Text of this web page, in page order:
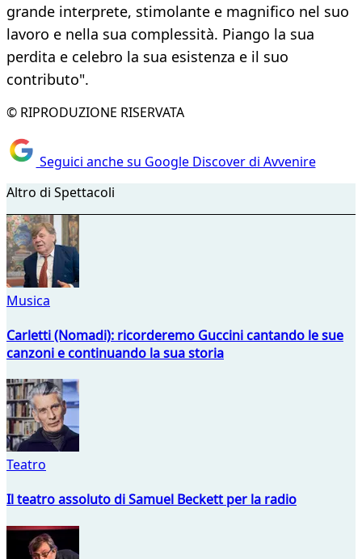
grande interprete, stimolante e magnifico nel suo
lavoro e nella sua complessità. Piango la sua
perdita e celebro la sua esistenza e il suo
contributo".
© RIPRODUZIONE RISERVATA
Seguici anche su Google Discover di Avvenire
Altro di Spettacoli
Musica
Carletti (Nomadi): ricorderemo Guccini cantando le sue
canzoni e continuando la sua storia
Teatro
Il teatro assoluto di Samuel Beckett per la radio